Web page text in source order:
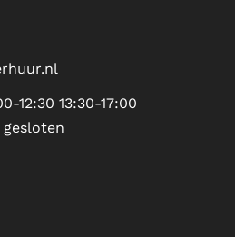
12:30 13:30-17:00